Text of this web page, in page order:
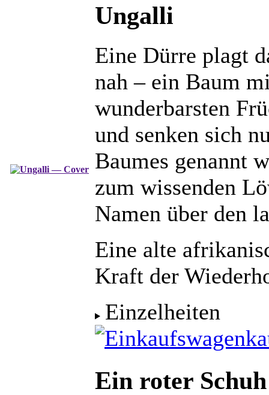
Ungalli
Eine Dürre plagt
nah – ein Baum
wunderbarsten
und senken sich
Baumes genannt
zum wissenden
Namen über den
Eine alte
Kraft der
Einzelheiten
Ein roter Schuh